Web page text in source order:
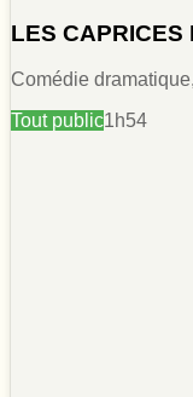
LES CAPRICES
Comédie
Tout public1h54